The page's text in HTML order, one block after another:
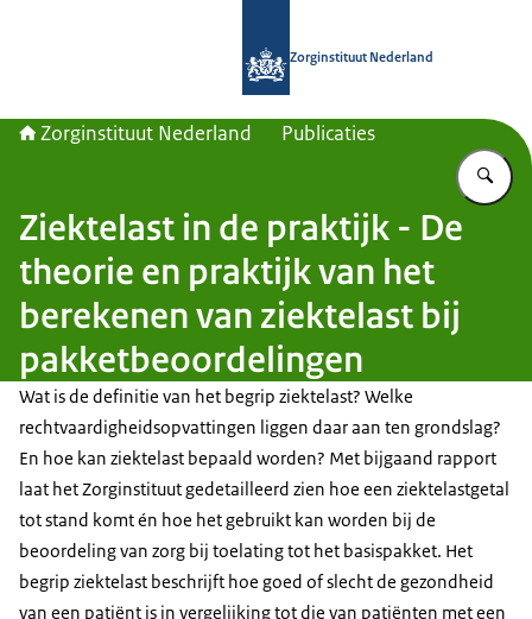
Zorginstituut Nederland
Zorginstituut Nederland Publicaties
Ziektelast in de praktijk - De
theorie en praktijk van het
berekenen van ziektelast bij
pakketbeoordelingen
Wat is de definitie van het begrip ziektelast? Welke
rechtvaardigheidsopvattingen liggen daar aan ten grondslag?
En hoe kan ziektelast bepaald worden? Met bijgaand rapport
laat het Zorginstituut gedetailleerd zien hoe een ziektelastgetal
tot stand komt én hoe het gebruikt kan worden bij de
beoordeling van zorg bij toelating tot het basispakket. Het
begrip ziektelast beschrijft hoe goed of slecht de gezondheid
van een patiënt is in vergelijking tot die van patiënten met een